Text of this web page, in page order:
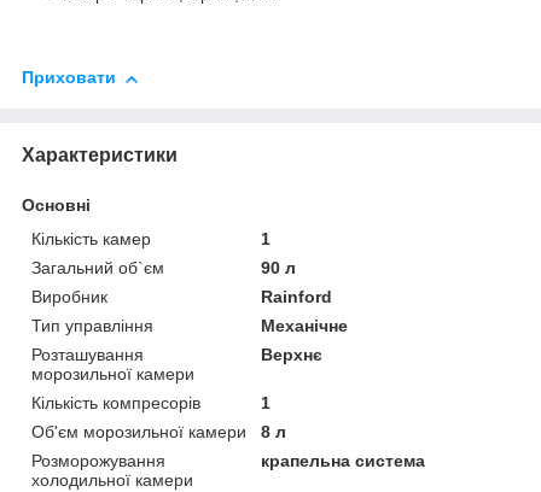
Приховати
Характеристики
Основні
Кількість камер
1
Загальний об`єм
90 л
Виробник
Rainford
Тип управління
Механічне
Розташування
морозильної камери
Верхнє
Кількість компресорів
1
Об'єм морозильної камери
8 л
Розморожування
холодильної камери
крапельна система